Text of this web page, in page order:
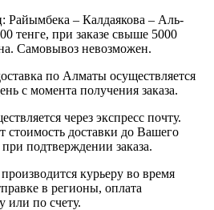
Райымбека – Калдаякова – Аль-
тенге, при заказе свыше 5000
Самовывоз невозможен.
по Алматы осуществляется
с момента получения заказа.
через экспресс почту.
стоимость доставки до Вашего
подтверждении заказа.
курьеру во время
в регионы, оплата
или по счету.